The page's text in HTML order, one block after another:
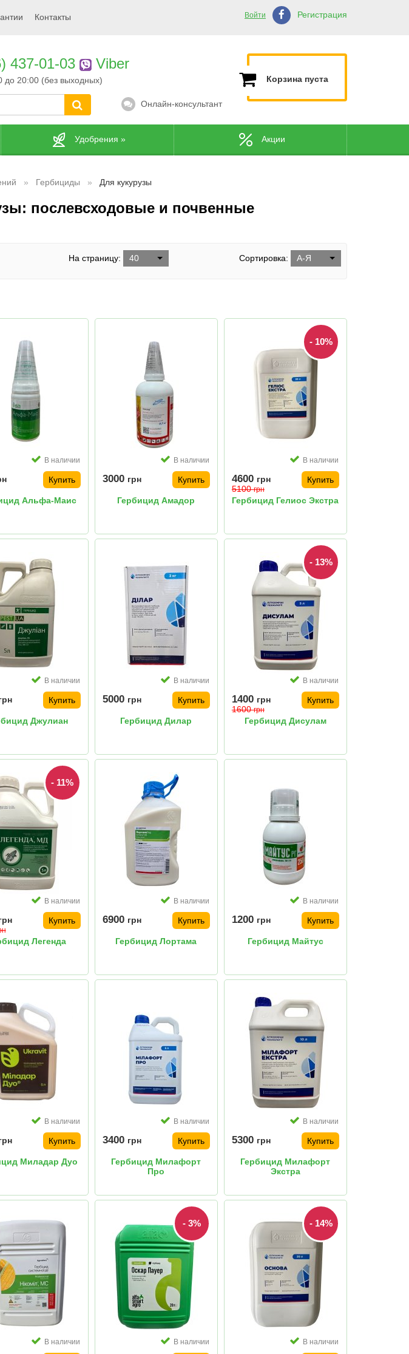
Войти Регистрация
Контакты
437-01-03 Viber
до 20:00 (без выходных)
Онлайн-консультант
Корзина пуста
Удобрения » Акции
Гербициды Для кукурузы
послевсходовые и почвенные
На страницу: 40 Сортировка: А-Я
В наличии
Купить
Альфа-Маис
В наличии
3000 грн Купить
Гербицид Амадор
- 10%
В наличии
4600 грн
5100грн
Купить
Гербицид Гелиос Экстра
В наличии
Купить
Джулиан
В наличии
5000 грн Купить
Гербицид Дилар
- 13%
В наличии
1400 грн
1600грн
Купить
Гербицид Дисулам
- 11%
В наличии
Купить
Легенда
В наличии
6900 грн Купить
Гербицид Лортама
В наличии
1200 грн Купить
Гербицид Майтус
В наличии
Купить
Миладар Дуо
В наличии
3400 грн Купить
Гербицид Милафорт
Про
В наличии
5300 грн Купить
Гербицид Милафорт
Экстра
В наличии
- 3%
В наличии
- 14%
В наличии